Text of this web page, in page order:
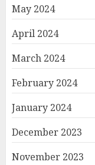
May 2024
April 2024
March 2024
February 2024
January 2024
December 2023
November 2023